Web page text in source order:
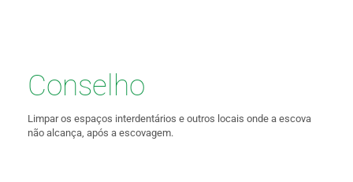
Conselho
Limpar os espaços interdentários e outros locais onde a escova
não alcança, após a escovagem.